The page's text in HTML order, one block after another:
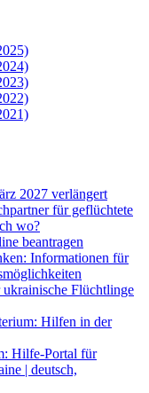
2027 verlängert
für geflüchtete
wo?
beantragen
Informationen für
Flüchtlinge
Hilfen in der
Hilfe-Portal für
| deutsch,